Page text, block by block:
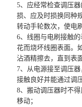
5、应经常检查调压
损、应及时损换同种
转动手轮数次，使电
6、线圈与电刷接触
花而烧坏线圈表面。
沾酒精擦去，直到表
7、从电源接至调压
接触良好并能通过调
8、搬动调压器时不
移动；